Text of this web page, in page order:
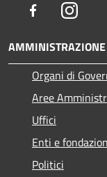
Facebook
AMMINISTRAZIONE
Organi di
Aree
Uffici
Enti e
Politici